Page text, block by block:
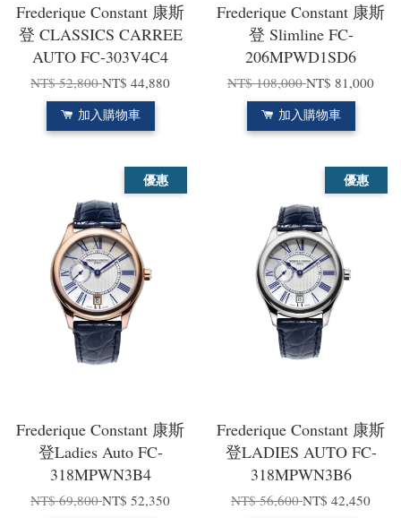
Frederique Constant 康斯
登 CLASSICS CARREE
AUTO FC-303V4C4
NT$ 52,800NT$ 44,880
加入購物車
Frederique Constant 康斯
登 Slimline FC-
206MPWD1SD6
NT$ 108,000NT$ 81,000
加入購物車
優惠
Frederique Constant 康斯
登Ladies Auto FC-
318MPWN3B4
NT$ 69,800NT$ 52,350
優惠
Frederique Constant 康斯
登LADIES AUTO FC-
318MPWN3B6
NT$ 56,600NT$ 42,450